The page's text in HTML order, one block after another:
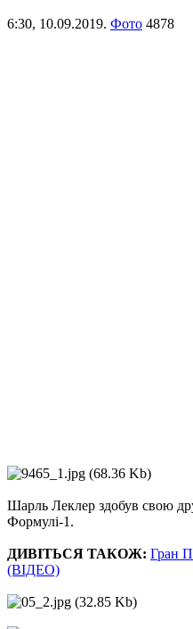
6:30, 10.09.2019. Фото 4878
Шарль Леклер здобув свою
Формулі-1.
ДИВІТЬСЯ ТАКОЖ: Гран
(ВІДЕО)